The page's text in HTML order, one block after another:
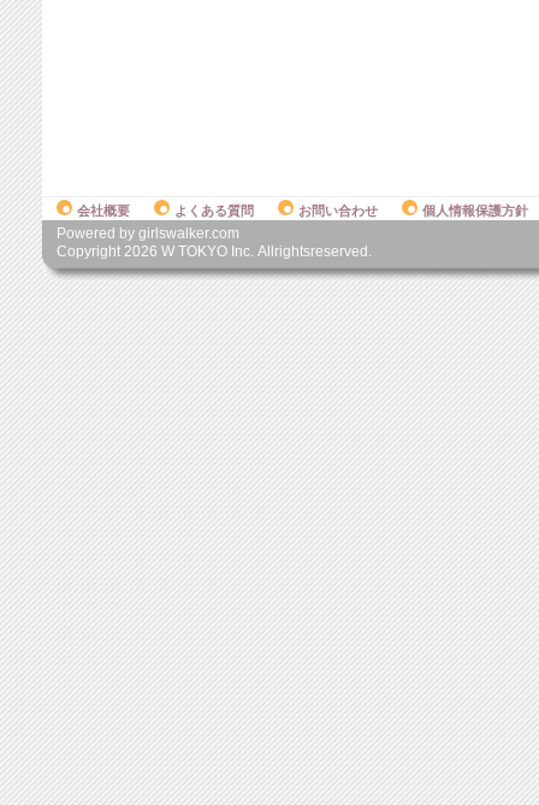
会社概要 よくある質問 お問い合わせ 個人情報保護方針
Powered by girlswalker.com
Copyright 2026 W TOKYO Inc. Allrightsreserved.